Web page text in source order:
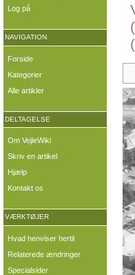
(
Log på
NAVIGATION
Forside
Kategorier
Alle artikler
DELTAGELSE
Om VejleWiki
Skriv en artikel
Hjælp
Kontakt os
VÆRKTØJER
Hvad henviser hertil
Relaterede ændringer
Specialsider